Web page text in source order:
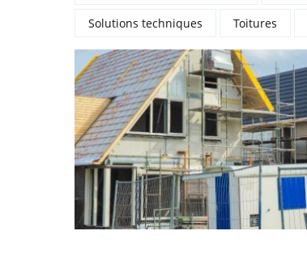
Solutions techniques Toitures